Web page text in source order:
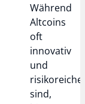
Während
Altcoins
oft
innovativ
und
sind,